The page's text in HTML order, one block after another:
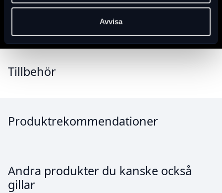
Avvisa
Tillbehör
Produktrekommendationer
Andra produkter du kanske också
gillar